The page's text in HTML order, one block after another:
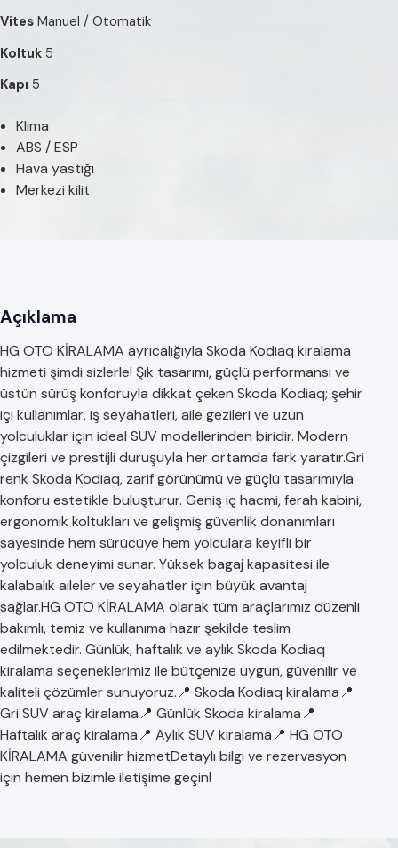
Vites Manuel / Otomatik
Koltuk 5
Kapı 5
Klima
ABS / ESP
Hava yastığı
Merkezi kilit
Açıklama
HG OTO KİRALAMA ayrıcalığıyla Skoda Kodiaq kiralama
hizmeti şimdi sizlerle! Şık tasarımı, güçlü performansı ve
üstün sürüş konforuyla dikkat çeken Skoda Kodiaq; şehir
içi kullanımlar, iş seyahatleri, aile gezileri ve uzun
yolculuklar için ideal SUV modellerinden biridir. Modern
çizgileri ve prestijli duruşuyla her ortamda fark yaratır.Gri
renk Skoda Kodiaq, zarif görünümü ve güçlü tasarımıyla
konforu estetikle buluşturur. Geniş iç hacmi, ferah kabini,
ergonomik koltukları ve gelişmiş güvenlik donanımları
sayesinde hem sürücüye hem yolculara keyifli bir
yolculuk deneyimi sunar. Yüksek bagaj kapasitesi ile
kalabalık aileler ve seyahatler için büyük avantaj
sağlar.HG OTO KİRALAMA olarak tüm araçlarımız düzenli
bakımlı, temiz ve kullanıma hazır şekilde teslim
edilmektedir. Günlük, haftalık ve aylık Skoda Kodiaq
kiralama seçeneklerimiz ile bütçenize uygun, güvenilir ve
kaliteli çözümler sunuyoruz.📍 Skoda Kodiaq kiralama📍
Gri SUV araç kiralama📍 Günlük Skoda kiralama📍
Haftalık araç kiralama📍 Aylık SUV kiralama📍 HG OTO
KİRALAMA güvenilir hizmetDetaylı bilgi ve rezervasyon
için hemen bizimle iletişime geçin!